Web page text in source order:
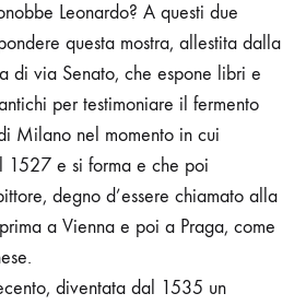
Leonardo? A questi due
questa mostra, allestita dalla
di via Senato, che espone libri e
per testimoniare il fermento
Milano nel momento in cui
1527 e si forma e che poi
degno d’essere chiamato alla
a Vienna e poi a Praga, come
diventata dal 1535 un